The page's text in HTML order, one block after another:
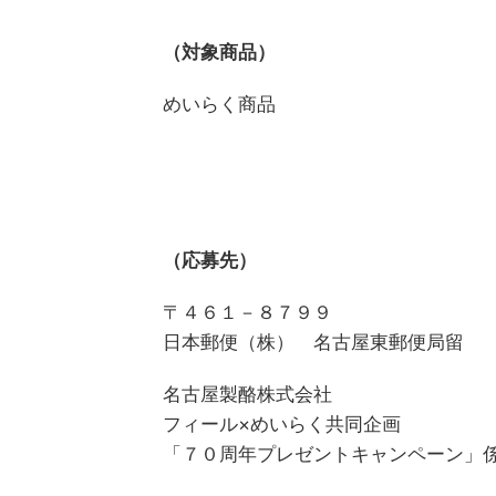
（対象商品）
めいらく商品
（応募先）
〒４６１－８７９９
日本郵便（株） 名古屋東郵便局留
名古屋製酪株式会社
フィール×めいらく共同企画
「７０周年プレゼントキャンペーン」